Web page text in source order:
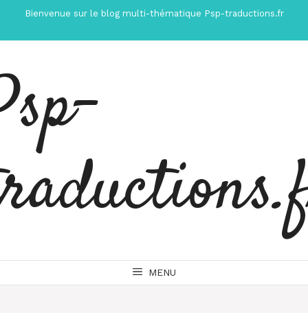
contenu
Bienvenue sur le blog multi-thématique Psp-traductions.fr
MENU